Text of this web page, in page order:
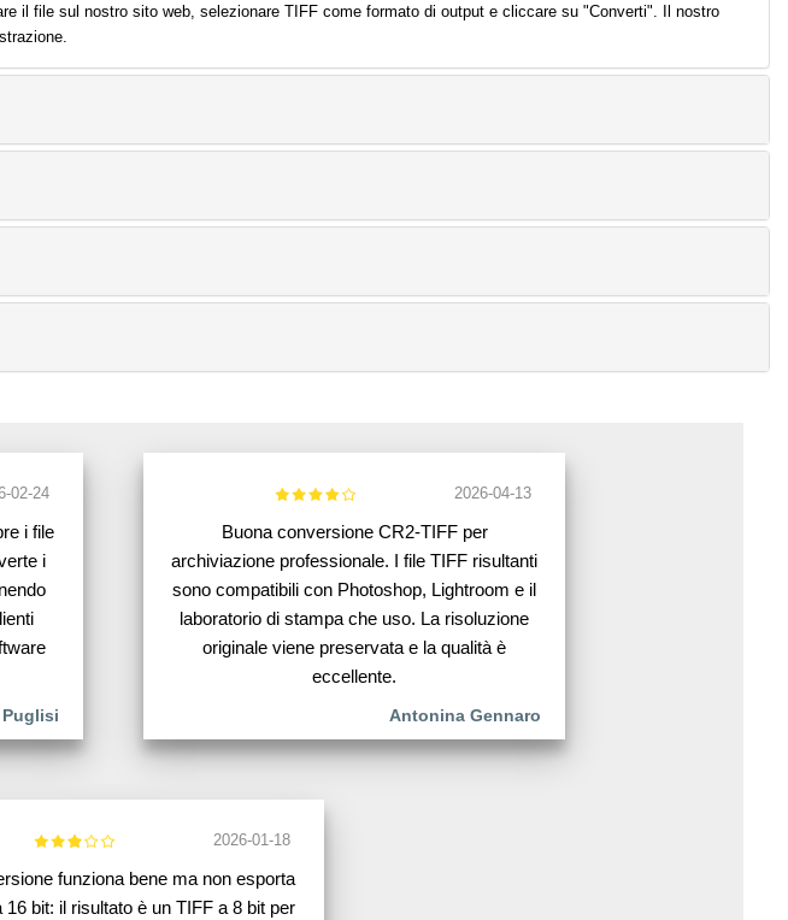
il file sul nostro sito web, selezionare TIFF come formato di output e cliccare su "Converti". Il nostro
02-24
i file
i
2026-04-13
Buona conversione CR2-TIFF per
archiviazione professionale. I file TIFF risultanti
sono compatibili con Photoshop, Lightroom e il
laboratorio di stampa che uso. La risoluzione
originale viene preservata e la qualità è
eccellente.
Antonina Gennaro
2026-01-18
funziona bene ma non esporta
16 bit: il risultato è un TIFF a 8 bit per